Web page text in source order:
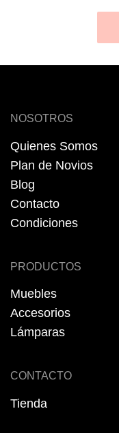
NOSOTROS
Quienes Somos
Plan de Novios
Blog
Contacto
Condiciones
PRODUCTOS
Muebles
Accesorios
Lámparas
CONTACTO
Tienda